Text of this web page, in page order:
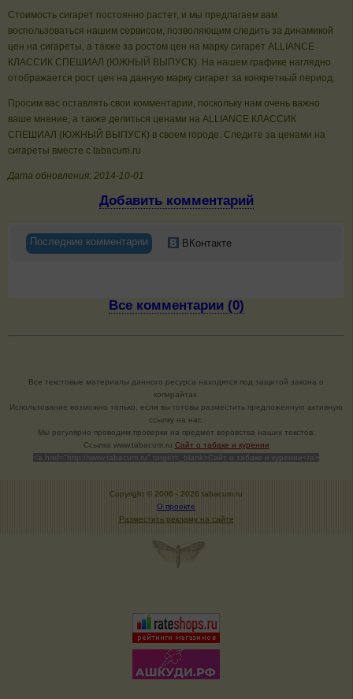
Стоимость сигарет постоянно растет, и мы предлагаем вам
воспользоваться нашим сервисом, позволяющим следить за динамикой
цен на сигареты, а также за ростом цен на марку сигарет ALLIANCE
КЛАССИК СПЕШИАЛ (ЮЖНЫЙ ВЫПУСК). На нашем графике наглядно
отображается рост цен на данную марку сигарет за конкретный период.
Просим вас оставлять свои комментарии, поскольку нам очень важно
ваше мнение, а также делиться ценами на ALLIANCE КЛАССИК
СПЕШИАЛ (ЮЖНЫЙ ВЫПУСК) в своем городе. Следите за ценами на
сигареты вместе с tabacum.ru
Дата обновления: 2014-10-01
Добавить комментарий
Последние комментарии ВКонтакте
Все комментарии (0)
Все текстовые материалы данного ресурса находятся под защитой закона о
копирайтах.
Использование возможно только, если вы готовы разместить предложенную активную
ссылку на нас.
Мы регулярно проводим проверки на предмет воровства наших текстов.
Cсылка www.tabacum.ru Сайт о табаке и курении
<a href="http://www.tabacum.ru" target=_blank>Сайт о табаке и курении</a>
Copyright © 2006 - 2026 tabacum.ru
О проекте
Разместить рекламу на сайте